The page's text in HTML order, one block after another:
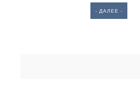
- ДАЛЕЕ -